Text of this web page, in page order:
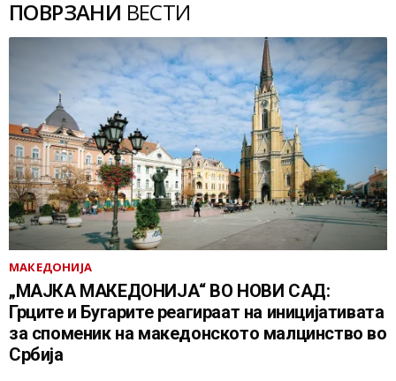
ПОВРЗАНИ ВЕСТИ
МАКЕДОНИЈА
„МАЈКА МАКЕДОНИЈА“ ВО НОВИ САД:
Грците и Бугарите реагираат на иницијативата
за споменик на македонското малцинство во
Србија